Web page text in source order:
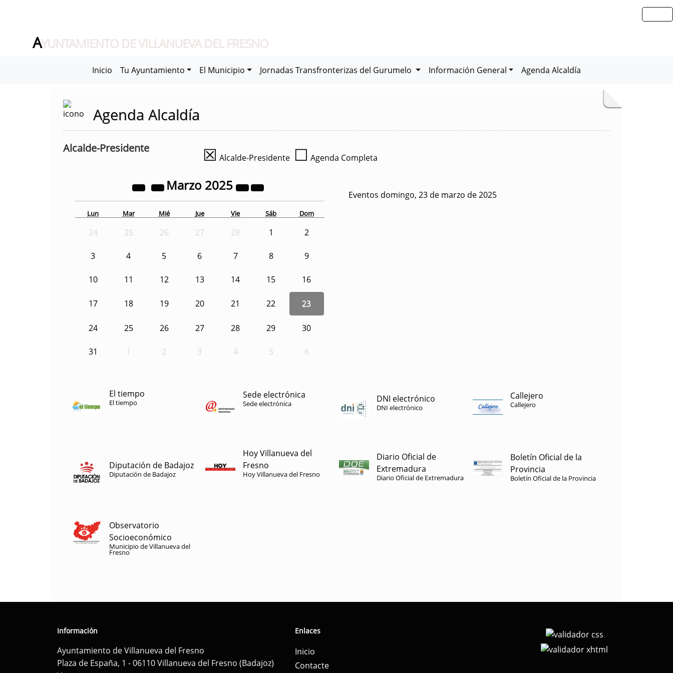
AYUNTAMIENTO DE VILLANUEVA DEL FRESNO
Inicio Tu Ayuntamiento El Municipio Jornadas Transfronterizas del Gurumelo Información General Agenda Alcaldía
Agenda Alcaldía
Alcalde-Presidente ☒ Alcalde-Presidente ☐ Agenda Completa
Marzo 2025
Lun Mar Mié Jue Vie Sáb Dom
24 25 26 27 28 1 2
3 4 5 6 7 8 9
10 11 12 13 14 15 16
17 18 19 20 21 22 23
24 25 26 27 28 29 30
31 1 2 3 4 5 6
Eventos domingo, 23 de marzo de 2025
El tiempo
El tiempo
Sede electrónica
Sede electrónica DNI electrónico
DNI electrónico
Callejero
Callejero
Diputación de Badajoz
Diputación de Badajoz
Hoy Villanueva del
Fresno
Hoy Villanueva del Fresno
Diario Oficial de
Extremadura
Diario Oficial de Extremadura
Boletín Oficial de la
Provincia
Boletín Oficial de la Provincia
Observatorio
Socioeconómico
Municipio de Villanueva del
Fresno
Información
Ayuntamiento de Villanueva del Fresno
Plaza de España, 1 - 06110 Villanueva del Fresno (Badajoz)
Enlaces
Inicio
Contacte